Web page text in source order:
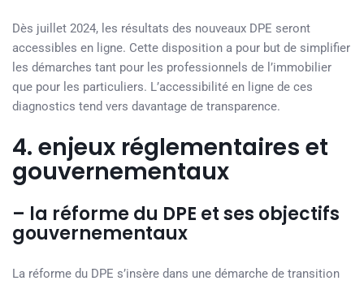
Dès juillet 2024, les résultats des nouveaux DPE seront
accessibles en ligne. Cette disposition a pour but de simplifier
les démarches tant pour les professionnels de l’immobilier
que pour les particuliers. L’accessibilité en ligne de ces
diagnostics tend vers davantage de transparence.
4. enjeux réglementaires et
gouvernementaux
– la réforme du DPE et ses objectifs
gouvernementaux
La réforme du DPE s’insère dans une démarche de transition